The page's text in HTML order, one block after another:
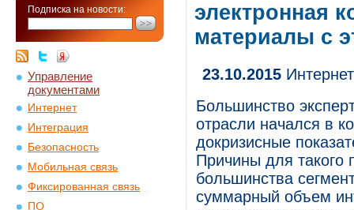
Подписка на новости:
Управление
документами
Интернет
Интеграция
Безопасность
Мобильная связь
Фиксированная связь
ПО
электронная
материалы с
23.10.2015
Большинство
отрасли начался в
докризисные
Причины для такого
большинства
суммарный объем